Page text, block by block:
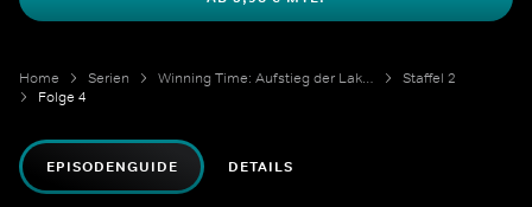
Home Serien Winning Time: Aufstieg der Lakers-Dynastie
Staffel 2
Folge 4
EPISODENGUIDE DETAILS